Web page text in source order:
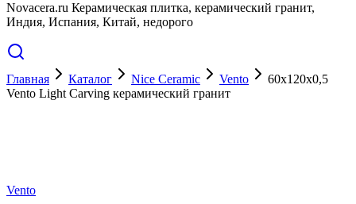
Novacera.ru Керамическая плитка, керамический гранит,
Индия, Испания, Китай, недорого
Главная Каталог Nice Ceramic Vento
60x120x0,5
Vento Light Carving керамический гранит
Vento